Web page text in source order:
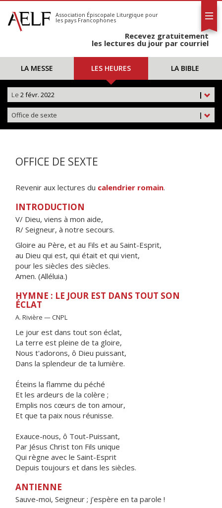
S'abonner
Calendrier
Association Épiscopale Liturgique pour
les pays Francophones
Recevez gratuitement
les lectures du jour par courriel
LA MESSE LES HEURES LA BIBLE
|
Le 2 févr. 2022
|
Office de sexte
OFFICE DE SEXTE
Revenir aux lectures du calendrier romain.
INTRODUCTION
V/ Dieu, viens à mon aide,
R/ Seigneur, à notre secours.
Gloire au Père, et au Fils et au Saint-Esprit,
au Dieu qui est, qui était et qui vient,
pour les siècles des siècles.
Amen. (Alléluia.)
HYMNE : LE JOUR EST DANS TOUT SON
ÉCLAT
A. Rivière — CNPL
Le jour est dans tout son éclat,
La terre est pleine de ta gloire,
Nous t'adorons, ô Dieu puissant,
Dans la splendeur de ta lumière.
Éteins la flamme du péché
Et les ardeurs de la colère ;
Emplis nos cœurs de ton amour,
Et que ta paix nous réunisse.
Exauce-nous, ô Tout-Puissant,
Par Jésus Christ ton Fils unique
Qui règne avec le Saint-Esprit
Depuis toujours et dans les siècles.
ANTIENNE
Sauve-moi, Seigneur ; j’espère en ta parole !